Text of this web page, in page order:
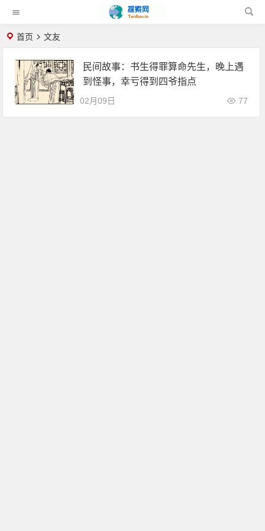
首页 文友
民间故事：书生得罪算命先生，晚上遇
到怪事，幸亏得到四爷指点
02月09日 77